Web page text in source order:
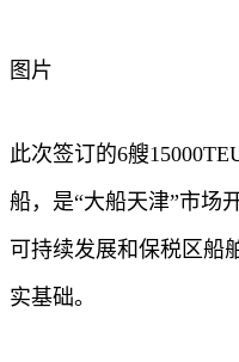
图片
此次签订的6艘
船，是“大船天津”市场
可持续发展和保税区船
实基础。